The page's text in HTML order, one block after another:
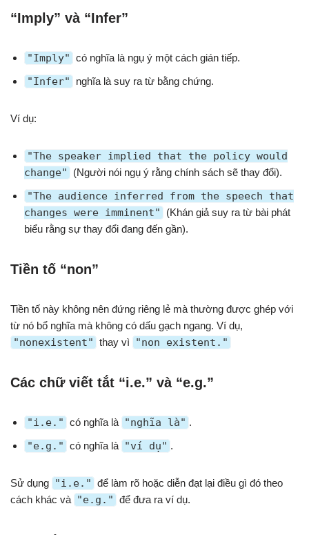
“Imply” và “Infer”
"Imply" có nghĩa là ngụ ý một cách gián tiếp.
"Infer" nghĩa là suy ra từ bằng chứng.
Ví dụ:
"The speaker implied that the policy would
change"
(Người nói ngụ ý rằng chính sách sẽ thay đổi).
"The audience inferred from the speech that
changes were imminent"
(Khán giả suy ra từ bài phát
biểu rằng sự thay đổi đang đến gần).
Tiền tố “non”
Tiền tố này không nên đứng riêng lẻ mà thường được ghép với
từ nó bổ nghĩa mà không có dấu gạch ngang. Ví dụ,
"nonexistent" thay vì "non existent."
Các chữ viết tắt “i.e.” và “e.g.”
"i.e." có nghĩa là "nghĩa là" .
"e.g." có nghĩa là "ví dụ" .
Sử dụng "i.e." để làm rõ hoặc diễn đạt lại điều gì đó theo
cách khác và "e.g." để đưa ra ví dụ.